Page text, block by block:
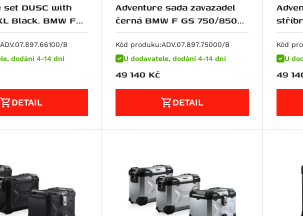
dodání 4-14 dní
set DUSC with
Black. BMW F
GS. For
ADV.07.897.66100/B
DETAIL
U dodavatele, dodání 4-14 dní
Adventure sada zavazadel
černá BMW F GS 750/850
(18-). pro top nosič z
nerez.oceli
Kód produku:ADV.07.897.75000/B
49 140 Kč
DETAIL
U
stříbrné
750/
Kód
49